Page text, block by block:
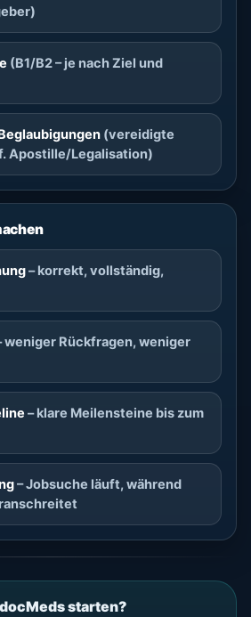
(B1/B2 – je nach Ziel und
(vereidigte
Apostille/Legalisation)
– korrekt, vollständig,
weniger Rückfragen, weniger
– klare Meilensteine bis zum
– Jobsuche läuft, während
starten?